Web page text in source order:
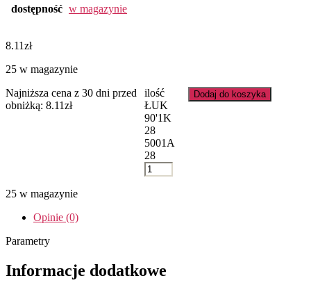
dostępność w magazynie
8.11zł
25 w magazynie
Najniższa cena z 30 dni przed
obniżką: 8.11zł
ilość
ŁUK
90'1K
28
5001A
28
Dodaj do koszyka
25 w magazynie
Opinie (0)
Parametry
Informacje dodatkowe